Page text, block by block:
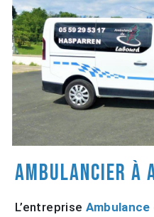
Ambulancier à
L’entreprise Ambulance